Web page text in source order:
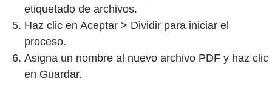
etiquetado de archivos.
Haz clic en Aceptar > Dividir para iniciar el
proceso.
Asigna un nombre al nuevo archivo PDF y haz clic
en Guardar.